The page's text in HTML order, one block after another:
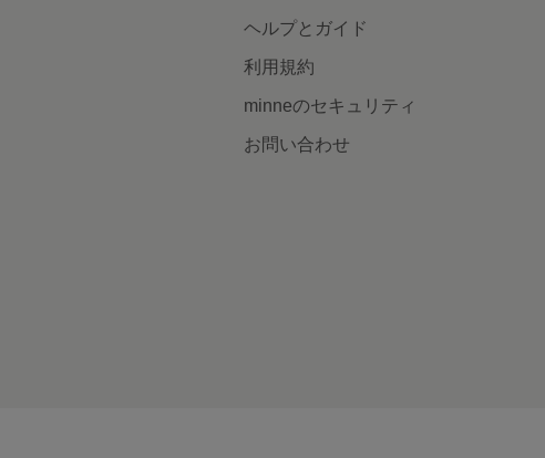
ヘルプとガイド
利用規約
minneのセキュリティ
お問い合わせ